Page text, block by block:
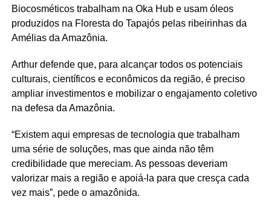
Biocosméticos trabalham na Oka Hub e usam óleos
produzidos na Floresta do Tapajós pelas ribeirinhas da
Amélias da Amazônia.
Arthur defende que, para alcançar todos os potenciais
culturais, científicos e econômicos da região, é preciso
ampliar investimentos e mobilizar o engajamento coletivo
na defesa da Amazônia.
“Existem aqui empresas de tecnologia que trabalham
uma série de soluções, mas que ainda não têm
credibilidade que mereciam. As pessoas deveriam
valorizar mais a região e apoiá-la para que cresça cada
vez mais”, pede o amazônida.